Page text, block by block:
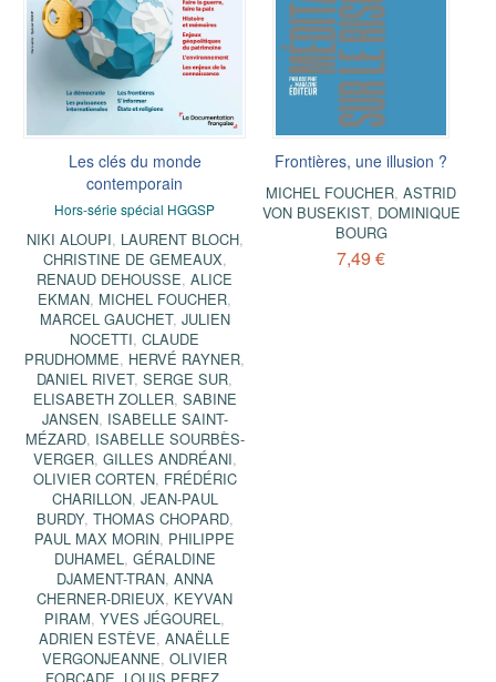
Les clés du monde
contemporain
Hors-série spécial HGGSP
NIKI ALOUPI, LAURENT BLOCH,
CHRISTINE DE GEMEAUX,
RENAUD DEHOUSSE,ALICE
EKMAN, MICHEL FOUCHER,
MARCEL GAUCHET, JULIEN
NOCETTI,CLAUDE
PRUDHOMME, HERVÉ RAYNER,
DANIEL RIVET,SERGE SUR,
ELISABETH ZOLLER, SABINE
JANSEN, ISABELLE SAINT-
MÉZARD, ISABELLE SOURBÈS-
VERGER, GILLES ANDRÉANI,
OLIVIER CORTEN, FRÉDÉRIC
CHARILLON, JEAN-PAUL
BURDY, THOMAS CHOPARD,
PAUL MAX MORIN, PHILIPPE
DUHAMEL, GÉRALDINE
DJAMENT-TRAN, ANNA
CHERNER-DRIEUX, KEYVAN
PIRAM,YVES JÉGOUREL,
ADRIEN ESTÈVE,ANAËLLE
VERGONJEANNE,OLIVIER
Frontières, une illusion ?
MICHEL FOUCHER,ASTRID
VON BUSEKIST, DOMINIQUE
BOURG
7,49 €